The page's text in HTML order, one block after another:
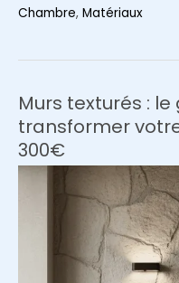
pas
en
2026
Chambre, Matériaux
Murs texturés :
transformer
300€